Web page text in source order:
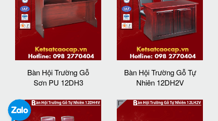
Bàn Hội Trường Gỗ
Sơn PU 12DH3
Bàn Hội Trường Gỗ Tự
Nhiên 12DH2V